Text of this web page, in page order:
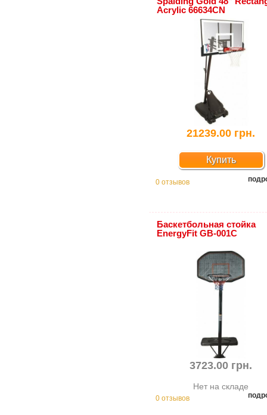
Acrylic 66634CN
21239.00 грн.
Купить
0 отзывов
Баскетбольная стойка
EnergyFit GB-001C
3723.00 грн.
Нет на складе
0 отзывов